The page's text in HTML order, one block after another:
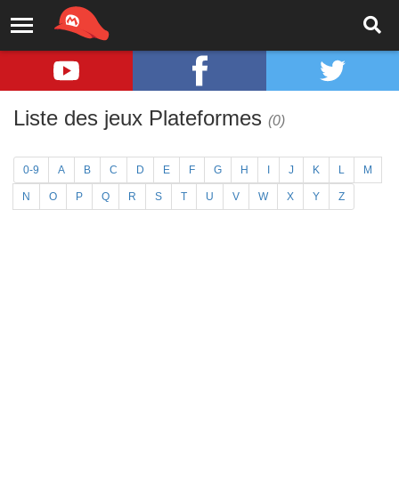
Liste des jeux Plateformes (0)
0-9 A B C D E F G H J K L M
N O P Q R S T U V W X Y Z